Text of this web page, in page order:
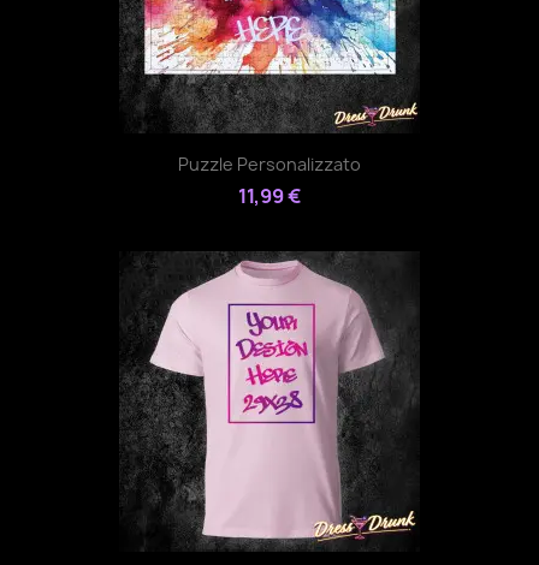
Puzzle Personalizzato
11,99 €